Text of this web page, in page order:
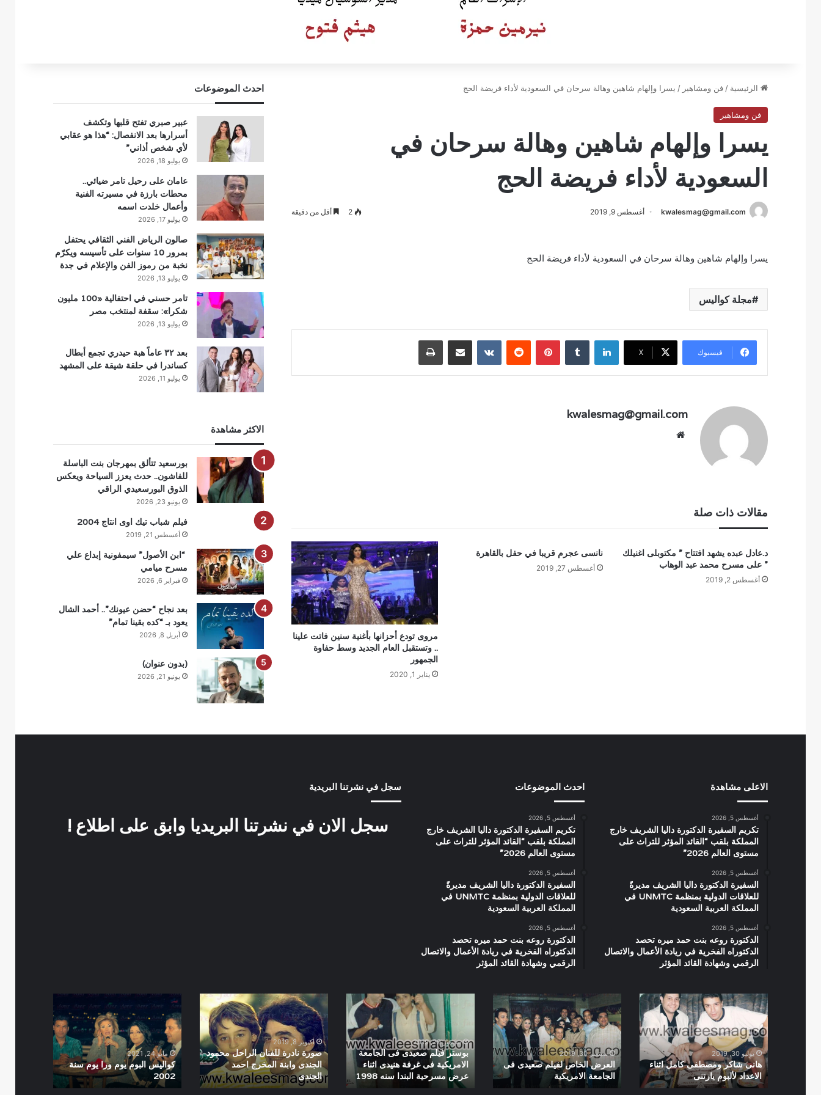
الرئيسية / فن ومشاهير / يسرا وإلهام شاهين وهالة سرحان في السعودية لأداء فريضة الحج
فن ومشاهير
يسرا وإلهام شاهين وهالة سرحان في
السعودية لأداء فريضة الحج
kwalesmag@gmail.com أغسطس 9, 2019 2 أقل من دقيقة
يسرا وإلهام شاهين وهالة سرحان في السعودية لأداء فريضة الحج
مجلة كواليس
فيسبوك ‫X
لينكدإن بينتيريست مشاركة عبر البريد طباعة
kwalesmag@gmail.com
مقالات ذات صلة
د.عادل عبده يشهد افتتاح ” مكتوبلى اغنيلك
” على مسرح محمد عبد الوهاب
أغسطس 2, 2019
نانسى عجرم قريبا في حفل بالقاهرة
أغسطس 27, 2019
مروى تودع أحزانها بأغنية سنين فاتت علينا
.. وتستقبل العام الجديد وسط حفاوة
الجمهور
يناير 1, 2020
احدث الموضوعات
عبير صبري تفتح قلبها وتكشف
أسرارها بعد الانفصال: “هذا هو عقابي
لأي شخص أذاني”
يوليو 18, 2026
عامان على رحيل تامر ضيائي..
محطات بارزة في مسيرته الفنية
وأعمال خلدت اسمه
يوليو 17, 2026
صالون الرياض الفني الثقافي يحتفل
بمرور 10 سنوات على تأسيسه ويكرّم
نخبة من رموز الفن والإعلام في جدة
يوليو 13, 2026
تامر حسني في احتفالية «100 مليون
شكرا»: سقفة لمنتخب مصر
يوليو 13, 2026
بعد ٣٢ عاماً هبة حيدري تجمع أبطال
كساندرا في حلقة شيقة على المشهد
يوليو 11, 2026
الاكثر مشاهدة
بورسعيد تتألق بمهرجان بنت الباسلة
للفاشون.. حدث يعزز السياحة ويعكس
الذوق البورسعيدي الراقي
يونيو 23, 2026
فيلم شباب تيك اوى انتاج 2004
أغسطس 21, 2019
“ابن الأصول” سيمفونية إبداع علي
مسرح ميامي
فبراير 6, 2026
بعد نجاح “حضن عيونك”.. أحمد الشال
يعود بـ “كده بقينا تمام”
أبريل 8, 2026
(بدون عنوان)
يونيو 21, 2026
الاعلى مشاهدة
أغسطس 5, 2026
تكريم السفيرة الدكتورة داليا الشريف خارج
المملكة بلقب “القائد المؤثر للتراث على
مستوى العالم 2026”
أغسطس 5, 2026
السفيرة الدكتورة داليا الشريف مديرةً
للعلاقات الدولية بمنظمة UNMTC في
المملكة العربية السعودية
أغسطس 5, 2026
الدكتورة روعه بنت حمد ميره تحصد
الدكتوراه الفخرية في ريادة الأعمال والاتصال
الرقمي وشهادة القائد المؤثر
احدث الموضوعات
أغسطس 5, 2026
تكريم السفيرة الدكتورة داليا الشريف خارج
المملكة بلقب “القائد المؤثر للتراث على
مستوى العالم 2026”
أغسطس 5, 2026
السفيرة الدكتورة داليا الشريف مديرةً
للعلاقات الدولية بمنظمة UNMTC في
المملكة العربية السعودية
أغسطس 5, 2026
الدكتورة روعه بنت حمد ميره تحصد
الدكتوراه الفخرية في ريادة الأعمال والاتصال
الرقمي وشهادة القائد المؤثر
سجل في نشرتنا البريدية
سجل الان في نشرتنا البريديا وابق على اطلاع !
هانى
شاكر
ومصطفى
كامل
اثناء
الاعداد
لألبوم
يارتنى
يوليو 30, 2019
هانى شاكر ومصطفى كامل اثناء
الاعداد لألبوم يارتنى
الخاص
لفيلم
صعيدى
فى
الجامعة
الامريكية
سبتمبر 30, 2019
العرض الخاص لفيلم صعيدى فى
الجامعة الامريكية
فى
الجامعة
الامريكية
فى غرفة
هنيدى
سبتمبر 29, 2019
بوستر فيلم صعيدى فى الجامعة
الامريكية فى غرفة هنيدى اثناء
عرض مسرحية البندا سنه 1998
صورة
نادرة
للفنان
الراحل
محمود
الجندى
وابنة
المخرج
أكتوبر 8, 2019
صورة نادرة للفنان الراحل محمود
الجندى وابنة المخرج احمد
الجندى
كواليس
البوم
يوم
ورا
يوم
سنة
2002
مايو 24, 2021
كواليس البوم يوم ورا يوم سنة
2002